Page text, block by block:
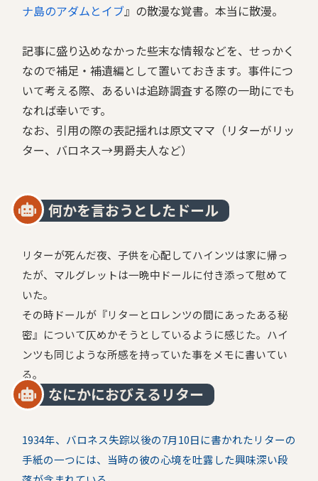
ナ島のアダムとイブ』の散漫な覚書。本当に散漫。
記事に盛り込めなかった些末な情報などを、せっかく
なので補足・補遺編として置いておきます。事件につ
いて考える際、あるいは追跡調査する際の一助にでも
なれば幸いです。
なお、引用の際の表記揺れは原文ママ（リターがリッ
ター、バロネス→男爵夫人など）
何かを言おうとしたドール
リターが死んだ夜、子供を心配してハインツは家に帰っ
たが、マルグレットは一晩中ドールに付き添って慰めて
いた。
その時ドールが『リターとロレンツの間にあったある秘
密』について仄めかそうとしているように感じた。ハイ
ンツも同じような所感を持っていた事をメモに書いてい
る。
なにかにおびえるリター
1934年、バロネス失踪以後の7月10日に書かれたリターの
手紙の一つには、当時の彼の心境を吐露した興味深い段